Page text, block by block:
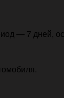
— 7